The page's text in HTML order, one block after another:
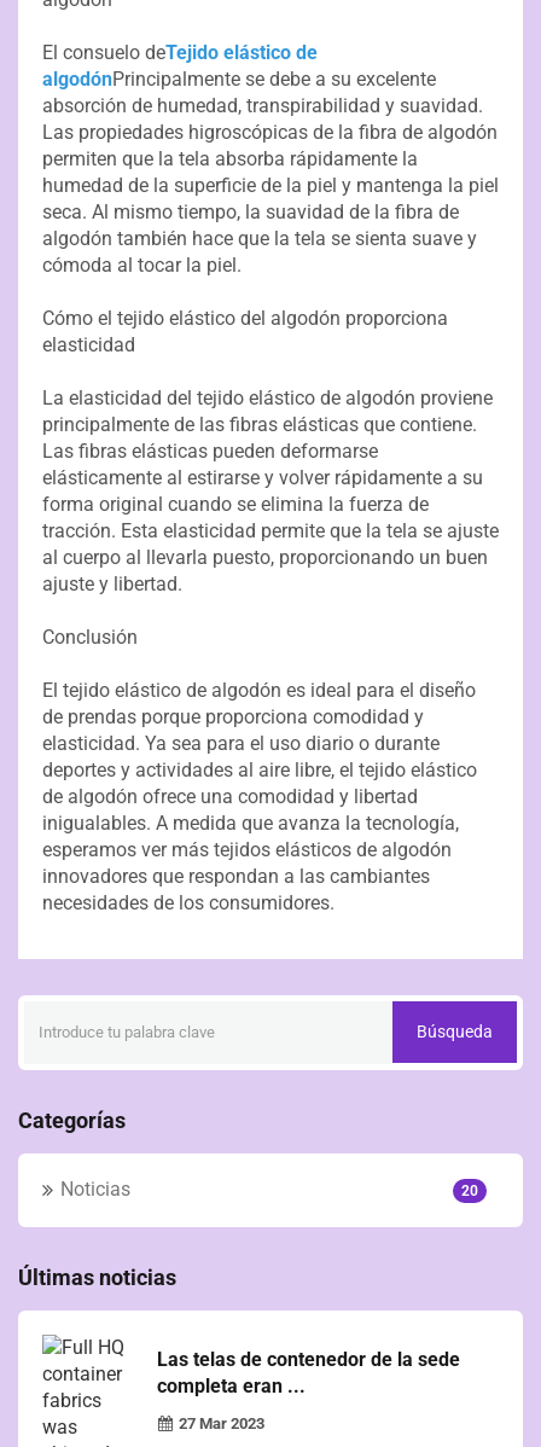
El consuelo deTejido elástico de
algodónPrincipalmente se debe a su excelente
absorción de humedad, transpirabilidad y suavidad.
Las propiedades higroscópicas de la fibra de algodón
permiten que la tela absorba rápidamente la
humedad de la superficie de la piel y mantenga la piel
seca. Al mismo tiempo, la suavidad de la fibra de
algodón también hace que la tela se sienta suave y
cómoda al tocar la piel.
Cómo el tejido elástico del algodón proporciona
elasticidad
La elasticidad del tejido elástico de algodón proviene
principalmente de las fibras elásticas que contiene.
Las fibras elásticas pueden deformarse
elásticamente al estirarse y volver rápidamente a su
forma original cuando se elimina la fuerza de
tracción. Esta elasticidad permite que la tela se ajuste
al cuerpo al llevarla puesto, proporcionando un buen
ajuste y libertad.
Conclusión
El tejido elástico de algodón es ideal para el diseño
de prendas porque proporciona comodidad y
elasticidad. Ya sea para el uso diario o durante
deportes y actividades al aire libre, el tejido elástico
de algodón ofrece una comodidad y libertad
inigualables. A medida que avanza la tecnología,
esperamos ver más tejidos elásticos de algodón
innovadores que respondan a las cambiantes
necesidades de los consumidores.
Búsqueda
Categorías
Noticias 20
Últimas noticias
Las telas de contenedor de la sede
completa eran ...
27 Mar 2023